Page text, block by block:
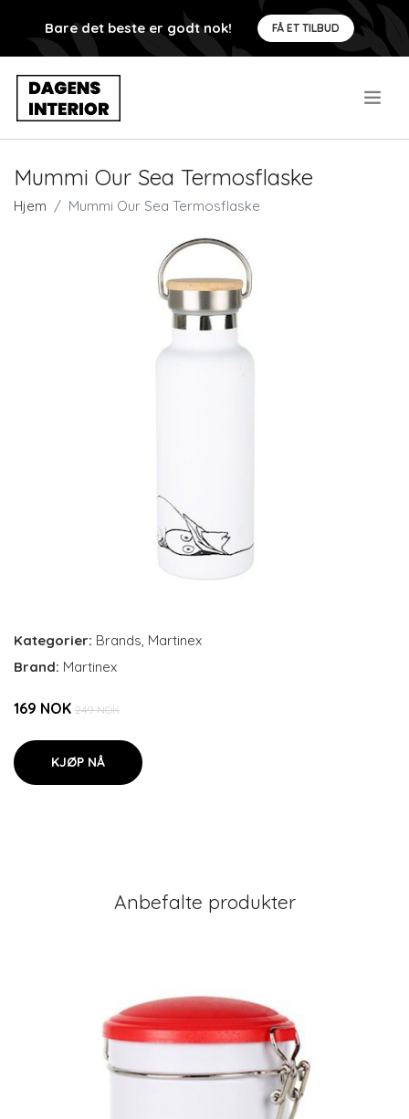
Bare det beste er godt nok! FÅ ET TILBUD
Mummi Our Sea Termosflaske
Hjem Mummi Our Sea Termosflaske
Kategorier: Brands, Martinex
Brand: Martinex
169 NOK 249 NOK
KJØP NÅ
Anbefalte produkter